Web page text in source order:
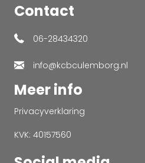
Contact
06-28434320
info@kcbculemborg.nl
Meer info
Privacyverklaring
KVK: 40157560